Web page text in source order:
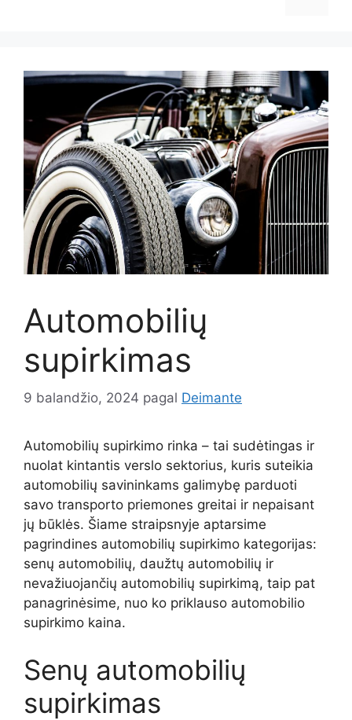
Automobilių
supirkimas
9 balandžio, 2024 pagal Deimante
Automobilių supirkimo rinka – tai sudėtingas ir
nuolat kintantis verslo sektorius, kuris suteikia
automobilių savininkams galimybę parduoti
savo transporto priemones greitai ir nepaisant
jų būklės. Šiame straipsnyje aptarsime
pagrindines automobilių supirkimo kategorijas:
senų automobilių, daužtų automobilių ir
nevažiuojančių automobilių supirkimą, taip pat
panagrinėsime, nuo ko priklauso automobilio
supirkimo kaina.
Senų automobilių
supirkimas